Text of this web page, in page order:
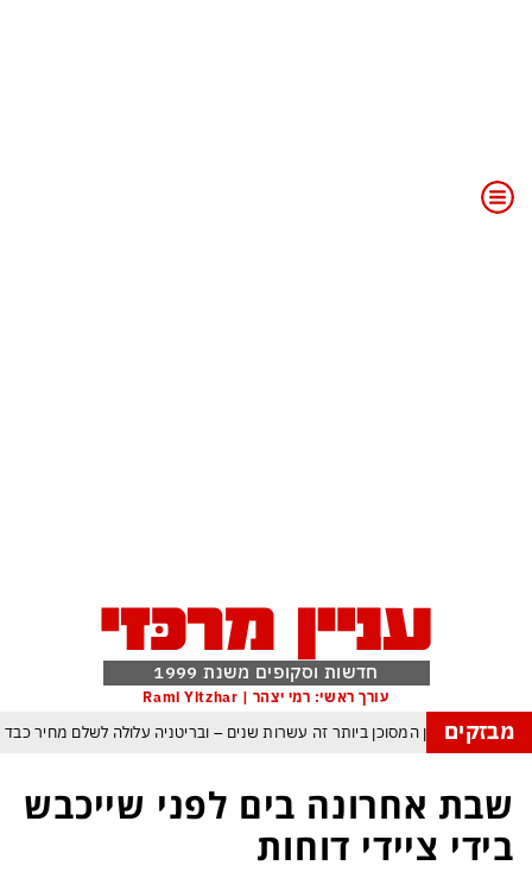
חדשות וסקופים משנת 1999
עורך ראשי: רמי יצהר | Rami Yitzhar
מבזקים
נכנס לעידן המסוכן ביותר זה עשרות שנים – ובריטניה עלולה לשלם מחיר כבד
מי היה מאמין שבאר שבע תנצח את הכוכב האדום?
ומיירטים להגנה – טראמפ נשאר רק עם ציוצי האיום המגוחכים שלא מזיזים לטהרן
שבת אחרונה בים לפני שייכבש
בידי ציידי דוחות